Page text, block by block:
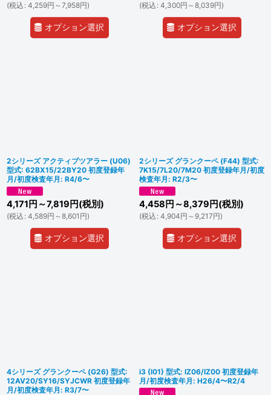
(税込 : 4,259円 ～7,958円)
オプション選択
(税込 : 4,300円 ～8,039円)
オプション選択
2シリーズ アクティブツアラー (U06)
型式: 62BX15/22BY20 初度登録年
月/初度検査年月: R4/6〜
4,171 円 ～7,819 円(税別)
(税込 : 4,589円 ～8,601 円)
オプション選択
2シリーズ グランクーペ (F44) 型式:
7K15/7L20/7M20 初度登録年月/初度
検査年月: R2/3〜
4,458 円 ～8,379 円(税別)
(税込 : 4,904円 ～9,217円)
オプション選択
4シリーズ グランクーペ (G26) 型式:
12AV20/SY16/SYJCWR 初度登録年
月/初度検査年月: R3/7〜
i3 (I01) 型式: IZ06/IZ00 初度登録年
月/初度検査年月: H26/4〜R2/4